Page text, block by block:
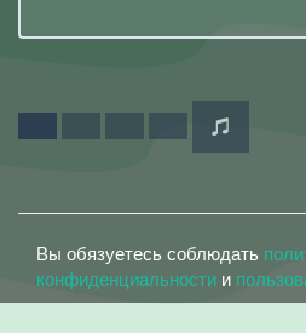
Вы обязуетесь соблюдать
конфиденциальности и